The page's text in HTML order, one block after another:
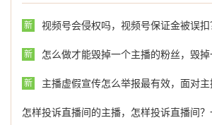
新 视频号会侵权吗，视频号保证金被误扣？别慌，三
新 怎么做才能毁掉一个主播的粉丝，毁掉一
新 主播虚假宣传怎么举报最有效，面对主播虚假宣传，手把